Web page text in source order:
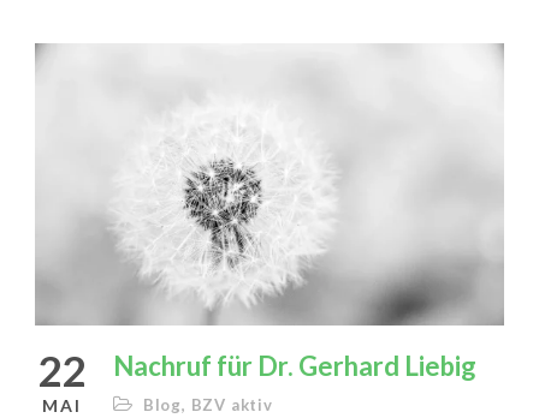
22
MAI
Nachruf für Dr. Gerhard Liebig
Blog, BZV aktiv